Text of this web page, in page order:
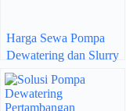
Harga Sewa Pompa
Dewatering dan Slurry
Tambang Batubara